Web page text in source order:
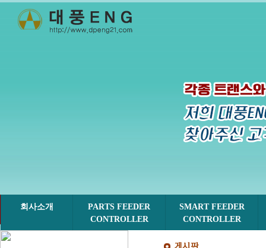
회사소개
PARTS FEEDER
CONTROLLER
SMART FEEDER
CONTROLLER